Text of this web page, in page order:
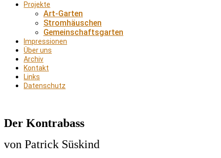
Projekte
Art-Garten
Stromhäuschen
Gemeinschaftsgarten
Impressionen
Über uns
Archiv
Kontakt
Links
Datenschutz
Der Kontrabass
von Patrick Süskind